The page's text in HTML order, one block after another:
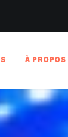
À PROPOS